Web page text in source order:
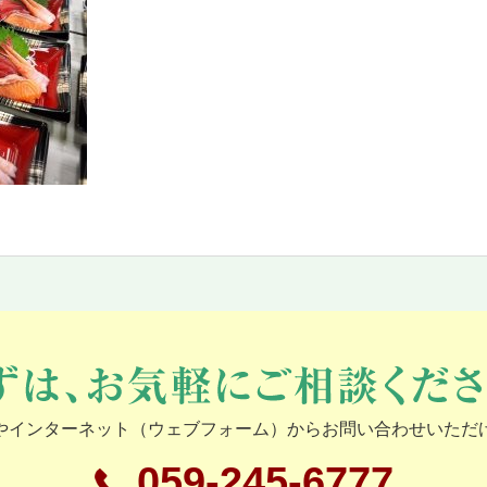
インターネット（ウェブフォーム）からお問い合わせいただ